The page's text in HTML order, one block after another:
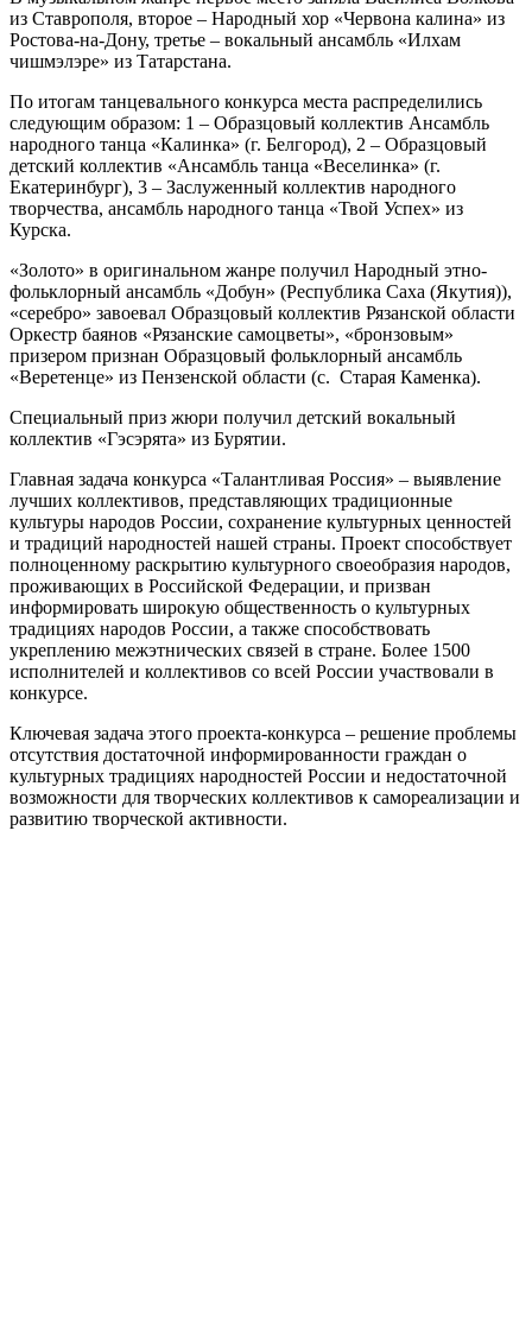
из Ставрополя, второе – Народный хор «Червона калина» из
Ростова-на-Дону, третье – вокальный ансамбль «Илхам
чишмэлэре» из Татарстана.
По итогам танцевального конкурса места распределились
следующим образом: 1 – Образцовый коллектив Ансамбль
народного танца «Калинка» (г. Белгород), 2 – Образцовый
детский коллектив «Ансамбль танца «Веселинка» (г.
Екатеринбург), 3 – Заслуженный коллектив народного
творчества, ансамбль народного танца «Твой Успех» из
Курска.
«Золото» в оригинальном жанре получил Народный этно-
фольклорный ансамбль «Добун» (Республика Саха (Якутия)),
«серебро» завоевал Образцовый коллектив Рязанской области
Оркестр баянов «Рязанские самоцветы», «бронзовым»
призером признан Образцовый фольклорный ансамбль
«Веретенце» из Пензенской области (с. Старая Каменка).
Специальный приз жюри получил детский вокальный
коллектив «Гэсэрята» из Бурятии.
Главная задача конкурса «Талантливая Россия» – выявление
лучших коллективов, представляющих традиционные
культуры народов России, сохранение культурных ценностей
и традиций народностей нашей страны. Проект способствует
полноценному раскрытию культурного своеобразия народов,
проживающих в Российской Федерации, и призван
информировать широкую общественность о культурных
традициях народов России, а также способствовать
укреплению межэтнических связей в стране. Более 1500
исполнителей и коллективов со всей России участвовали в
конкурсе.
Ключевая задача этого проекта-конкурса – решение проблемы
отсутствия достаточной информированности граждан о
культурных традициях народностей России и недостаточной
возможности для творческих коллективов к самореализации и
развитию творческой активности.